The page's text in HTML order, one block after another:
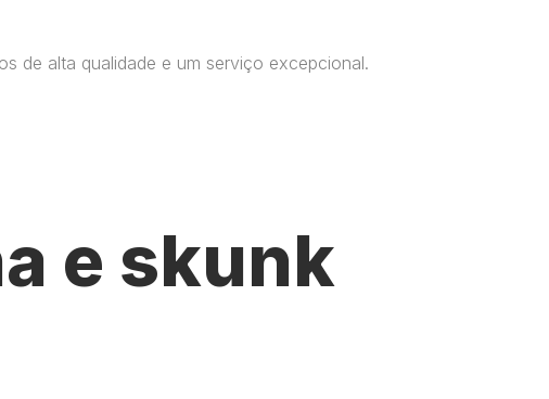
de alta qualidade e um serviço excepcional.
e skunk